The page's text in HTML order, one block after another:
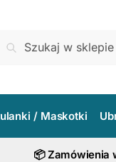
/ Maskotki
📦 Zamówienia